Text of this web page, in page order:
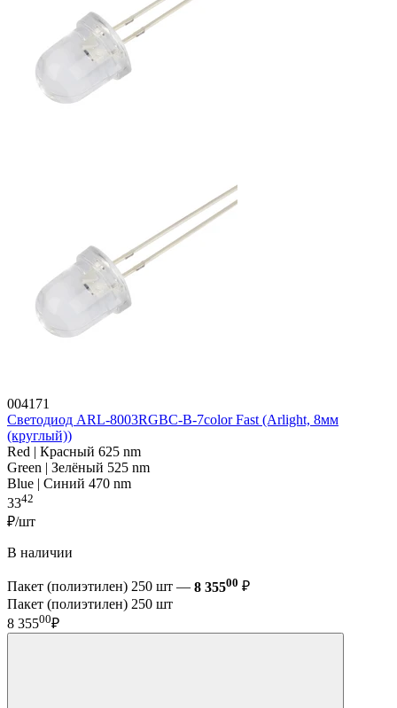
004171
Светодиод ARL-8003RGBC-B-7color Fast (Arlight, 8мм
(круглый))
Red | Красный 625 nm
Green | Зелёный 525 nm
Blue | Синий 470 nm
3342
₽/шт
В наличии
Пакет (полиэтилен) 250 шт — 8 35500 ₽
Пакет (полиэтилен) 250 шт
8 35500₽